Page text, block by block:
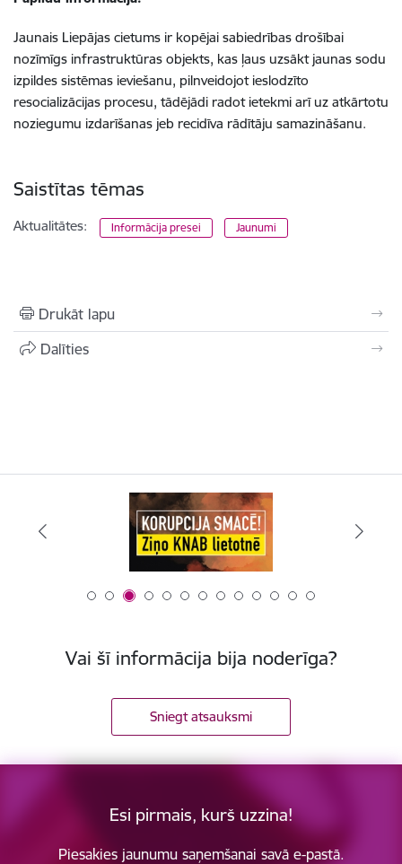
Jaunais Liepājas cietums ir kopējai sabiedrības drošībai
nozīmīgs infrastruktūras objekts, kas ļaus uzsākt jaunas sodu
izpildes sistēmas ieviešanu, pilnveidojot ieslodzīto
resocializācijas procesu, tādējādi radot ietekmi arī uz atkārtotu
noziegumu izdarīšanas jeb recidīva rādītāju samazināšanu.
Saistītas tēmas
Aktualitātes: Informācija presei Jaunumi
Drukāt lapu
Dalīties
Vai šī informācija bija noderīga?
Sniegt atsauksmi
Esi pirmais, kurš uzzina!
Piesakies jaunumu saņemšanai savā e-pastā.